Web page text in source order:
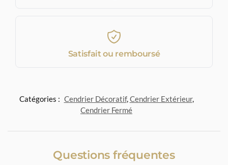
Satisfait ou remboursé
Catégories : Cendrier Décoratif,Cendrier Extérieur,
Cendrier Fermé
Questions fréquentes